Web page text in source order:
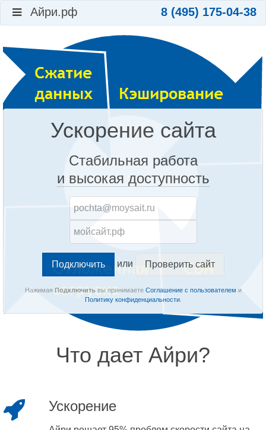
Айри.рф 8 (495) 175-04-38
Ускорение сайта
Стабильная работа
и высокая доступность
или Проверить сайт
Нажимая Подключитьвы принимаете Соглашение с пользователем и
Политику конфиденциальности.
Что дает Айри?
Ускорение